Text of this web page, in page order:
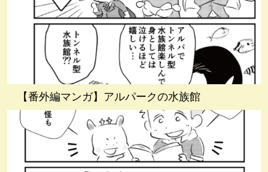
【番外編マンガ】アルパークの水族館